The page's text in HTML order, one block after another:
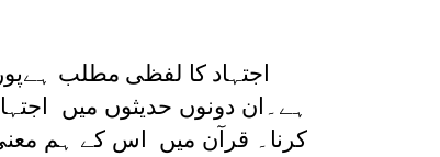
اجتہاد کا لفظی مطلب
ہے۔ان دونوں حدیثوں میں
کرنا۔ قرآن میں اس کے ہم معنی لفظ استنباط